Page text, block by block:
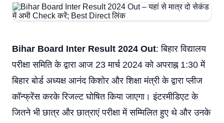
Bihar Board Inter Result 2024 Out: बिहार विद्यालय
परीक्षा समिति के द्वारा आज 23 मार्च 2024 को अपराह्न 1:30 में
बिहार बोर्ड अध्यक्ष आनंद किशोर और शिक्षा मंत्री के द्वारा प्लीज
कॉन्फ्रेंस करके रिजल्ट घोषित किया जाएगा। इंटरमीडिएट के
जितने भी छात्र और छात्राएं परीक्षा में सम्मिलित हुए थे और उनके